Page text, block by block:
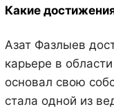
Какие
Азат Фазлыев
карьере в
основал свою
стала одной из